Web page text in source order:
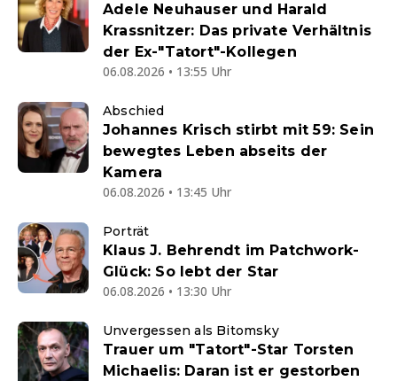
Adele Neuhauser und Harald
Krassnitzer: Das private Verhältnis
der Ex-"Tatort"-Kollegen
06.08.2026 • 13:55 Uhr
Abschied
Johannes Krisch stirbt mit 59: Sein
bewegtes Leben abseits der
Kamera
06.08.2026 • 13:45 Uhr
Porträt
Klaus J. Behrendt im Patchwork-
Glück: So lebt der Star
06.08.2026 • 13:30 Uhr
Unvergessen als Bitomsky
Trauer um "Tatort"-Star Torsten
Michaelis: Daran ist er gestorben